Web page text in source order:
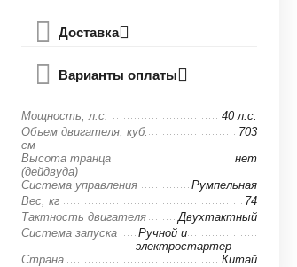
Доставка
Варианты оплаты
Мощность, л.с.
40 л.с.
Объем двигателя, куб.
см
703
Высота транца
(дейдвуда)
нет
Система управления
Румпельная
Вес, кг
74
Тактность двигателя
Двухтактный
Система запуска
Ручной и
электростартер
Страна
Китай